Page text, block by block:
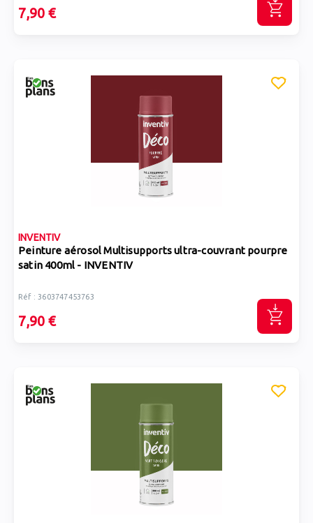
7,90 €
INVENTIV
Peinture aérosol Multisupports ultra-couvrant pourpre
satin 400ml - INVENTIV
Réf : 3603747453763
7,90 €